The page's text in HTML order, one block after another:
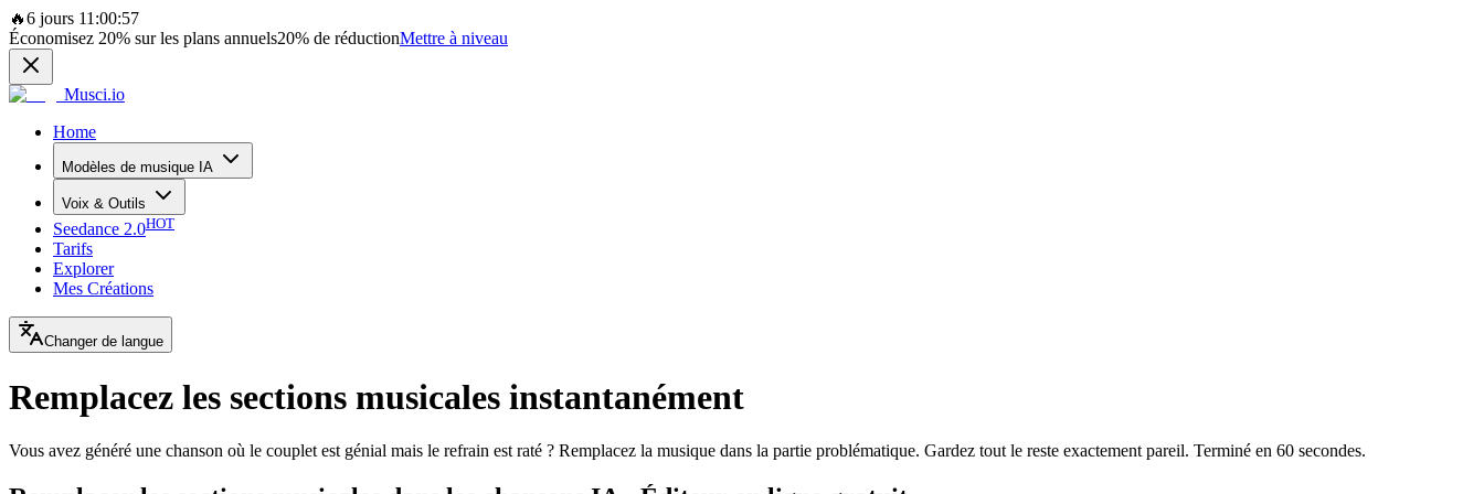
🔥6 jours 11:00:57
Économisez 20% sur les plans annuels20% de réductionMettre à niveau
Musci.io
Home
Modèles de musique IA
Voix & Outils
Seedance 2.0HOT
Tarifs
Explorer
Mes Créations
Changer de langue
Remplacez les sections musicales instantanément
Vous avez généré une chanson où le couplet est génial mais le refrain est raté ? Remplacez la musique dans la partie problématique. Gardez tout le reste exactement pareil. Terminé en 60 secondes.